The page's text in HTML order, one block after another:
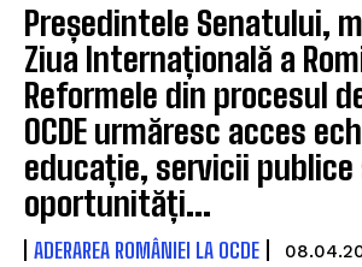
Președintele Senatului,
Ziua Internațională a
Reformele din procesul
OCDE urmăresc acces
educație, servicii publice
oportunități...
ADERAREA ROMÂNIEI LA OCDE